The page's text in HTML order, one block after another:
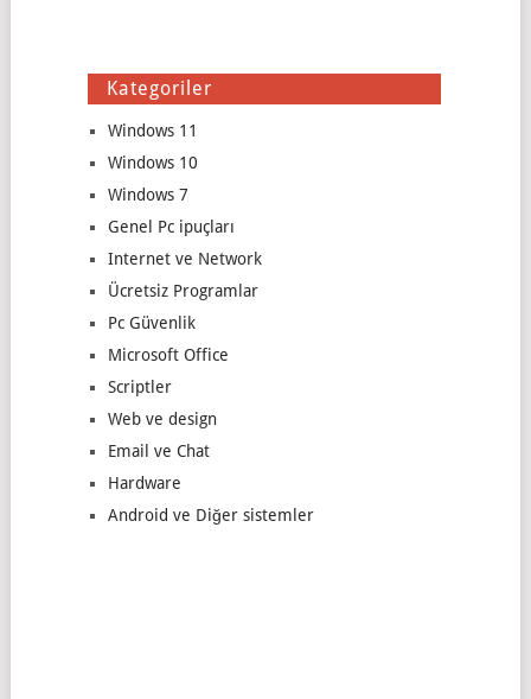
Kategoriler
Windows 11
Windows 10
Windows 7
Genel Pc ipuçları
Internet ve Network
Ücretsiz Programlar
Pc Güvenlik
Microsoft Office
Scriptler
Web ve design
Email ve Chat
Hardware
Android ve Diğer sistemler